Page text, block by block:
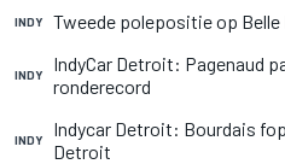
INDY Tweede polepositie op
INDY
IndyCar Detroit: Pagenaud
ronderecord
INDY
Indycar Detroit: Bourdais
Detroit